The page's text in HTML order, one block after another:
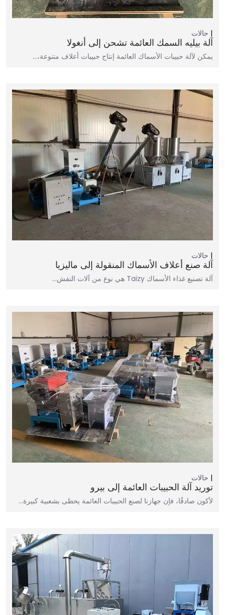
حالات
آلة بيليه السمك العائمة تشحن إلى أنغولا
يمكن لآلة حبيبات الأسماك العائمة إنتاج حبيبات أعلاف متنوعة،…
حالات
آلة صنع أعلاف الأسماك المنقولة إلى ماليزيا
آلة تصنيع غذاء الأسماك Taizy هي نوع من آلات النفش…
حالات
توريد آلة الحبيبات العائمة إلى بيرو
لأكون صادقًا، فإن جهازنا لصنع الحبيبات العائمة يحظى بشعبية كبيرة…